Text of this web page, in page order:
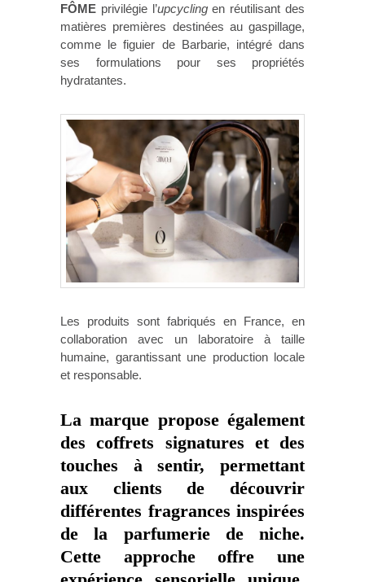
FÔME privilégie l’upcyclingen réutilisant des
matières premières destinées au gaspillage,
comme le figuier de Barbarie, intégré dans
ses formulations pour ses propriétés
hydratantes.
Les produits sont fabriqués en France, en
collaboration avec un laboratoire à taille
humaine, garantissant une production locale
et responsable.
La marque propose également
des coffrets signatures et des
touches à sentir, permettant
aux clients de découvrir
différentes fragrances inspirées
de la parfumerie de niche.
Cette approche offre une